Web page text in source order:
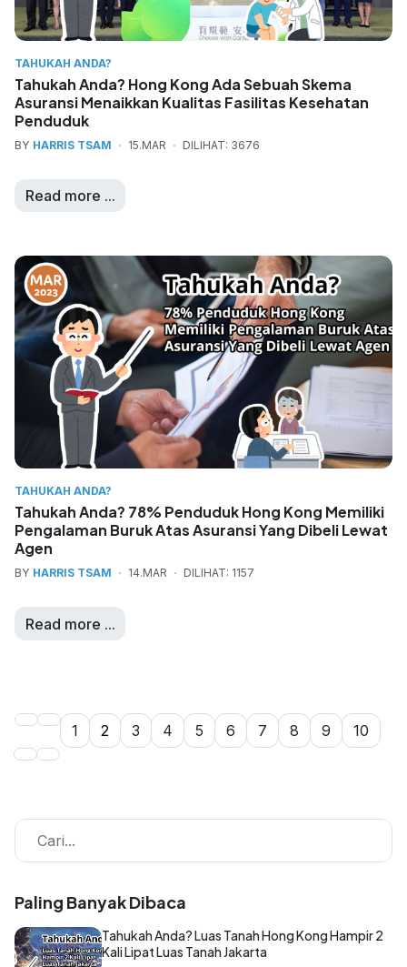
TAHUKAH ANDA?
Tahukah Anda? Hong Kong Ada Sebuah Skema
Asuransi Menaikkan Kualitas Fasilitas Kesehatan
Penduduk
BY HARRIS TSAM 15.MAR DILIHAT: 3676
Read more ...
TAHUKAH ANDA?
Tahukah Anda? 78% Penduduk Hong Kong Memiliki
Pengalaman Buruk Atas Asuransi Yang Dibeli Lewat
Agen
BY HARRIS TSAM 14.MAR DILIHAT: 1157
Read more ...
1 2 3 4 5 6 7 8 9 10
Paling Banyak Dibaca
Tahukah Anda? Luas Tanah Hong Kong Hampir 2
Kali Lipat Luas Tanah Jakarta